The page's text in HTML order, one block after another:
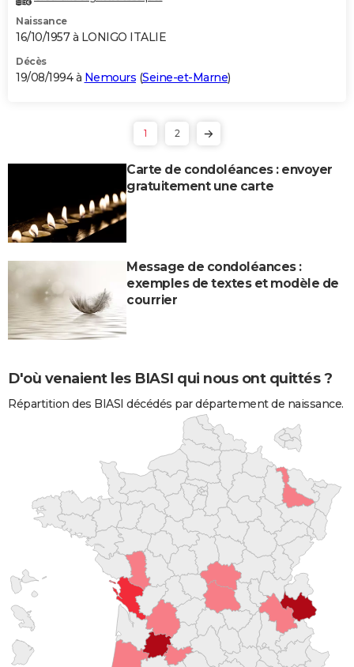
Naissance
16/10/1957 à LONIGO ITALIE
Décès
19/08/1994 à Nemours (Seine-et-Marne)
1 2
Carte de condoléances : envoyer
gratuitement une carte
Message de condoléances :
exemples de textes et modèle de
courrier
D'où venaient les BIASI qui nous ont quittés ?
Répartition des BIASI décédés par département de naissance.